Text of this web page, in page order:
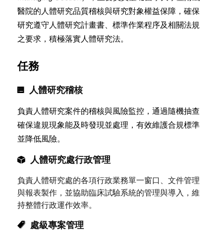
醫院的人體研究品質稽核與研究對象權益保障，確保
研究遵守人體研究計畫書、標準作業程序及相關法規
之要求，積極落實人體研究法。
任務
人體研究稽核
負責人體研究案件的稽核與風險監控，通過隨機抽查
確保違規現象能及時發現並處理，有效維護合規標準
並降低風險。
人體研究處行政管理
負責人體研究處的各項行政業務單一窗口、文件管理
與報表製作，並協助臨床試驗系統的管理與導入，維
持整體行政運作效率。
處級專案管理